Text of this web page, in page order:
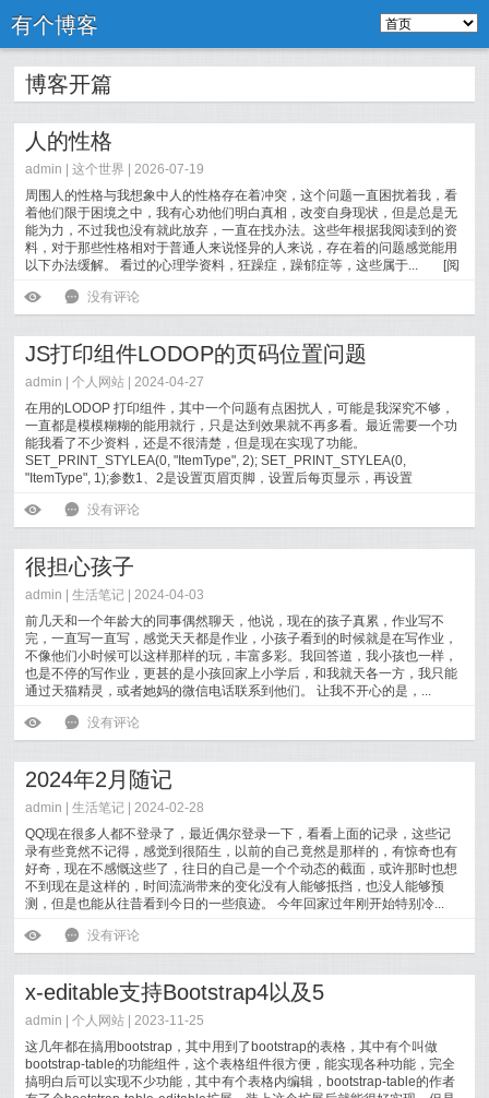
有个博客
博客开篇
人的性格
admin |这个世界
| 2026-07-19
周围人的性格与我想象中人的性格存在着冲突，这个问题一直困扰着我，看
着他们限于困境之中，我有心劝他们明白真相，改变自身现状，但是总是无
能为力，不过我也没有就此放弃，一直在找办法。这些年根据我阅读到的资
料，对于那些性格相对于普通人来说怪异的人来说，存在着的问题感觉能用
以下办法缓解。 看过的心理学资料，狂躁症，躁郁症等，这些属于...
[阅
ė
6 没有评论
JS打印组件LODOP的页码位置问题
admin |个人网站 | 2024-04-27
在用的LODOP 打印组件，其中一个问题有点困扰人，可能是我深究不够，
一直都是模模糊糊的能用就行，只是达到效果就不再多看。最近需要一个功
能我看了不少资料，还是不很清楚，但是现在实现了功能。
SET_PRINT_STYLEA(0, "ItemType", 2); SET_PRINT_STYLEA(0,
"ItemType", 1);参数1、2是设置页眉页脚，设置后每页显示，再设置
ė
6 没有评论
很担心孩子
admin |生活笔记 | 2024-04-03
前几天和一个年龄大的同事偶然聊天，他说，现在的孩子真累，作业写不
完，一直写一直写，感觉天天都是作业，小孩子看到的时候就是在写作业，
不像他们小时候可以这样那样的玩，丰富多彩。我回答道，我小孩也一样，
也是不停的写作业，更甚的是小孩回家上小学后，和我就天各一方，我只能
通过天猫精灵，或者她妈的微信电话联系到他们。 让我不开心的是，...
ė
6 没有评论
2024年2月随记
admin |生活笔记 | 2024-02-28
QQ现在很多人都不登录了，最近偶尔登录一下，看看上面的记录，这些记
录有些竟然不记得，感觉到很陌生，以前的自己竟然是那样的，有惊奇也有
好奇，现在不感慨这些了，往日的自己是一个个动态的截面，或许那时也想
不到现在是这样的，时间流淌带来的变化没有人能够抵挡，也没人能够预
测，但是也能从往昔看到今日的一些痕迹。 今年回家过年刚开始特别冷...
ė
6 没有评论
x-editable支持Bootstrap4以及5
admin |个人网站 | 2023-11-25
这几年都在搞用bootstrap，其中用到了bootstrap的表格，其中有个叫做
bootstrap-table的功能组件，这个表格组件很方便，能实现各种功能，完全
搞明白后可以实现不少功能，其中有个表格内编辑，bootstrap-table的作者